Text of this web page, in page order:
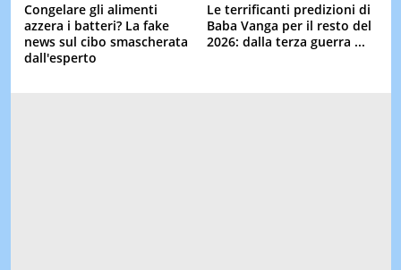
Congelare gli alimenti
azzera i batteri? La fake
news sul cibo smascherata
dall'esperto
Le terrificanti predizioni di
Baba Vanga per il resto del
2026: dalla terza guerra ...